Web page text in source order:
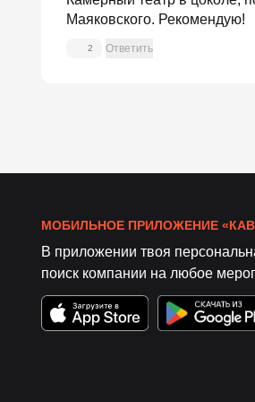
Маяковского. Рекомендую!
2 Ответить
МОБИЛЬНОЕ ПРИЛОЖЕНИЕ
В приложении твоя
поиск компании на любое